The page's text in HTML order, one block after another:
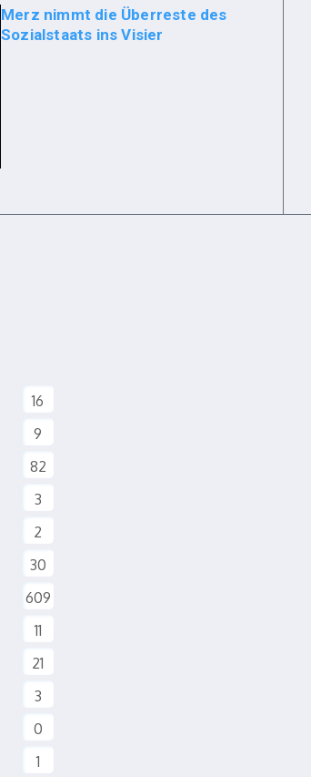
Merz nimmt die Überreste des
Sozialstaats ins Visier
16
9
82
3
2
30
609
11
21
3
0
1